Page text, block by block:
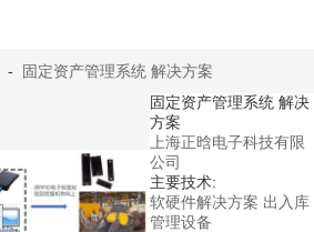
- 固定资产管理系统 解决方案
固定资产管理系统 解决
方案
上海正晗电子科技有限
公司
主要技术:
软硬件解决方案 出入库
管理设备